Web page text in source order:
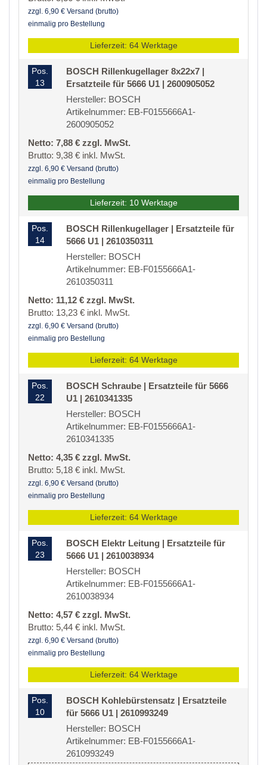
zzgl. 6,90 € Versand (brutto)
einmalig pro Bestellung
Lieferzeit: 64 Werktage
Pos.
13
BOSCH Rillenkugellager 8x22x7 |
Ersatzteile für 5666 U1 | 2600905052
Hersteller: BOSCH
Artikelnummer: EB-F0155666A1-
2600905052
Netto: 7,88 € zzgl. MwSt.
Brutto: 9,38 € inkl. MwSt.
zzgl. 6,90 € Versand (brutto)
einmalig pro Bestellung
Lieferzeit: 10 Werktage
Pos.
14
BOSCH Rillenkugellager | Ersatzteile für
5666 U1 | 2610350311
Hersteller: BOSCH
Artikelnummer: EB-F0155666A1-
2610350311
Netto: 11,12 € zzgl. MwSt.
Brutto: 13,23 € inkl. MwSt.
zzgl. 6,90 € Versand (brutto)
einmalig pro Bestellung
Lieferzeit: 64 Werktage
Pos.
22
BOSCH Schraube | Ersatzteile für 5666
U1 | 2610341335
Hersteller: BOSCH
Artikelnummer: EB-F0155666A1-
2610341335
Netto: 4,35 € zzgl. MwSt.
Brutto: 5,18 € inkl. MwSt.
zzgl. 6,90 € Versand (brutto)
einmalig pro Bestellung
Lieferzeit: 64 Werktage
Pos.
23
BOSCH Elektr Leitung | Ersatzteile für
5666 U1 | 2610038934
Hersteller: BOSCH
Artikelnummer: EB-F0155666A1-
2610038934
Netto: 4,57 € zzgl. MwSt.
Brutto: 5,44 € inkl. MwSt.
zzgl. 6,90 € Versand (brutto)
einmalig pro Bestellung
Lieferzeit: 64 Werktage
Pos.
10
BOSCH Kohlebürstensatz | Ersatzteile
für 5666 U1 | 2610993249
Hersteller: BOSCH
Artikelnummer: EB-F0155666A1-
2610993249